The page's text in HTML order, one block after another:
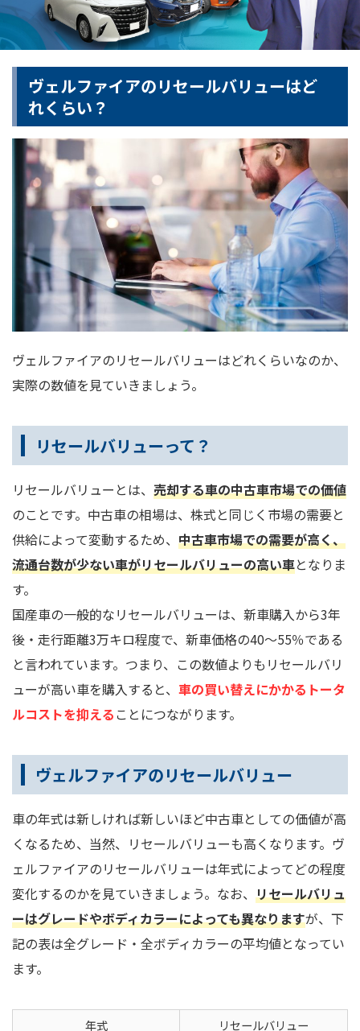
ヴェルファイアのリセールバリューはど
れくらい？
ヴェルファイアのリセールバリューはどれくらいなのか、
実際の数値を見ていきましょう。
リセールバリューって？
リセールバリューとは、 売却する車の中古車市場での価値
のことです。中古車の相場は、株式と同じく市場の需要と
供給によって変動するため、 中古車市場での需要が高く、
流通台数が少ない車がリセールバリューの高い車となりま
す。
国産車の一般的なリセールバリューは、新車購入から3年
後・走行距離3万キロ程度で、新車価格の40～55％である
と言われています。つまり、この数値よりもリセールバリ
ューが高い車を購入すると、 車の買い替えにかかるトータ
ルコストを抑える ことにつながります。
ヴェルファイアのリセールバリュー
車の年式は新しければ新しいほど中古車としての価値が高
くなるため、当然、リセールバリューも高くなります。ヴ
ェルファイアのリセールバリューは年式によってどの程度
変化するのかを見ていきましょう。なお、 リセールバリュ
ーはグレードやボディカラーによっても異なりますが、下
記の表は全グレード・全ボディカラーの平均値となってい
ます。
年式 リセールバリュー